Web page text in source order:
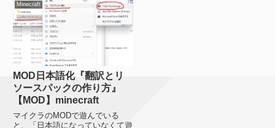
Minecraft
MOD日本語化『翻訳とリ
ソースパックの作り方』
【MOD】minecraft
マイクラのMODで遊んでいる
と、「日本語になっていなくて遊